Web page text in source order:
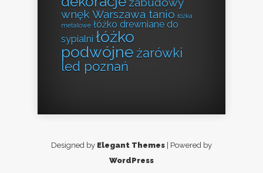
zabudowy
wnęk Warszawa tanio łóżka
metalowe łóżko drewniane do
sypialni łóżko
podwójneżarówki
led poznań
Designed by Elegant Themes | Powered by
WordPress